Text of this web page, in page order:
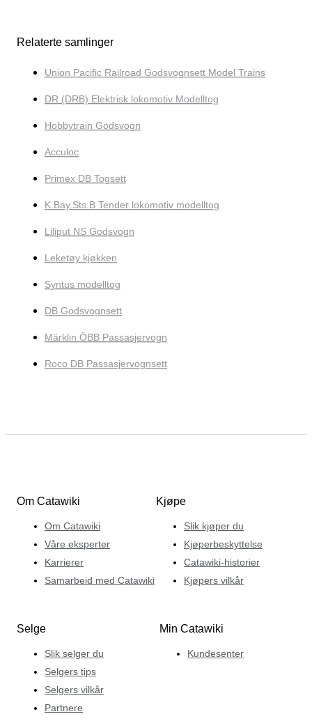
Relaterte samlinger
Union Pacific Railroad Godsvognsett Model Trains
DR (DRB) Elektrisk lokomotiv Modelltog
Hobbytrain Godsvogn
Acculoc
Primex DB Togsett
K.Bay.Sts.B Tender lokomotiv modelltog
Liliput NS Godsvogn
Leketøy kjøkken
Syntus modelltog
DB Godsvognsett
Märklin ÖBB Passasjervogn
Roco DB Passasjervognsett
Om Catawiki
Om Catawiki
Våre eksperter
Karrierer
Samarbeid med Catawiki
Kjøpe
Slik kjøper du
Kjøperbeskyttelse
Catawiki-historier
Kjøpers vilkår
Selge
Slik selger du
Selgers tips
Selgers vilkår
Partnere
Min Catawiki
Kundesenter